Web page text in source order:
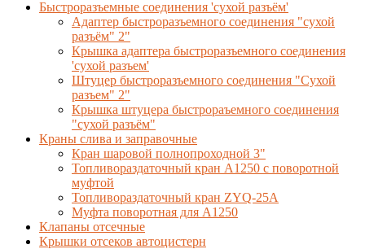
Быстроразъемные соединения 'сухой разъём'
Адаптер быстроразъемного соединения "сухой
разъём" 2"
Крышка адаптера быстроразъемного соединения
'сухой разъем'
Штуцер быстроразъемного соединения "Сухой
разъем" 2"
Крышка штуцера быстрораъемного соединения
"сухой разъём"
Краны слива и заправочные
Кран шаровой полнопроходной 3"
Топливораздаточный кран A1250 с поворотной
муфтой
Топливораздаточный кран ZYQ-25A
Муфта поворотная для А1250
Клапаны отсечные
Крышки отсеков автоцистерн